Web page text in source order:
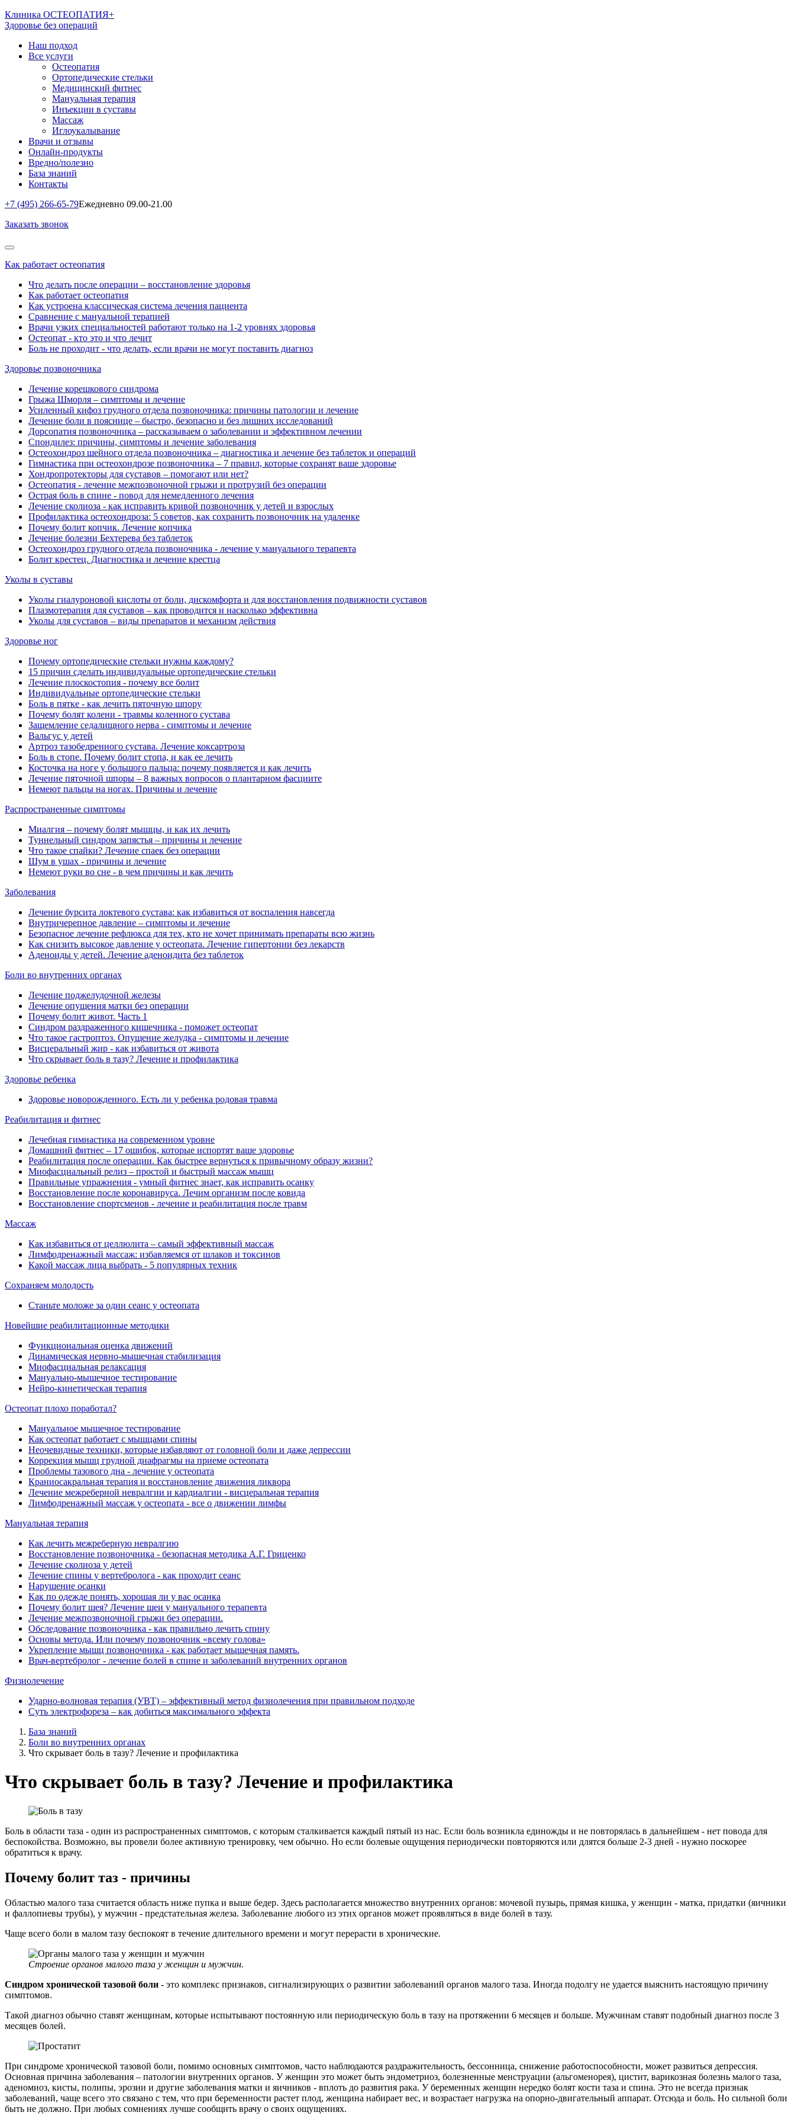
Клиника ОСТЕОПАТИЯ+
Здоровье без операций
Наш подход
Все услуги
Остеопатия
Ортопедические стельки
Медицинский фитнес
Мануальная терапия
Инъекции в суставы
Массаж
Иглоукалывание
Врачи и отзывы
Онлайн-продукты
Вредно/полезно
База знаний
Контакты
+7 (495) 266-65-79Ежедневно 09.00-21.00
Заказать звонок
Как работает остеопатия
Что делать после операции ‒ восстановление здоровья
Как работает остеопатия
Как устроена классическая система лечения пациента
Сравнение с мануальной терапией
Врачи узких специальностей работают только на 1-2 уровнях здоровья
Остеопат - кто это и что лечит
Боль не проходит - что делать, если врачи не могут поставить диагноз
Здоровье позвоночника
Лечение корешкового синдрома
Грыжа Шморля ‒ симптомы и лечение
Усиленный кифоз грудного отдела позвоночника: причины патологии и лечение
Лечение боли в пояснице ‒ быстро, безопасно и без лишних исследований
Дорсопатия позвоночника ‒ рассказываем о заболевании и эффективном лечении
Спондилез: причины, симптомы и лечение заболевания
Остеохондроз шейного отдела позвоночника ‒ диагностика и лечение без таблеток и операций
Гимнастика при остеохондрозе позвоночника ‒ 7 правил, которые сохранят ваше здоровье
Хондропротекторы для суставов ‒ помогают или нет?
Остеопатия - лечение межпозвоночной грыжи и протрузий без операции
Острая боль в спине - повод для немедленного лечения
Лечение сколиоза - как исправить кривой позвоночник у детей и взрослых
Профилактика остеохондроза: 5 советов, как сохранить позвоночник на удаленке
Почему болит копчик. Лечение копчика
Лечение болезни Бехтерева без таблеток
Остеохондроз грудного отдела позвоночника - лечение у мануального терапевта
Болит крестец. Диагностика и лечение крестца
Уколы в суставы
Уколы гиалуроновой кислоты от боли, дискомфорта и для восстановления подвижности суставов
Плазмотерапия для суставов ‒ как проводится и насколько эффективна
Уколы для суставов ‒ виды препаратов и механизм действия
Здоровье ног
Почему ортопедические стельки нужны каждому?
15 причин сделать индивидуальные ортопедические стельки
Лечение плоскостопия - почему все болит
Индивидуальные ортопедические стельки
Боль в пятке - как лечить пяточную шпору
Почему болят колени - травмы коленного сустава
Защемление седалищного нерва - симптомы и лечение
Вальгус у детей
Артроз тазобедренного сустава. Лечение коксартроза
Боль в стопе. Почему болит стопа, и как ее лечить
Косточка на ноге у большого пальца: почему появляется и как лечить
Лечение пяточной шпоры – 8 важных вопросов о плантарном фасциите
Немеют пальцы на ногах. Причины и лечение
Распространенные симптомы
Миалгия ‒ почему болят мышцы, и как их лечить
Туннельный синдром запястья ‒ причины и лечение
Что такое спайки? Лечение спаек без операции
Шум в ушах - причины и лечение
Немеют руки во сне - в чем причины и как лечить
Заболевания
Лечение бурсита локтевого сустава: как избавиться от воспаления навсегда
Внутричерепное давление ‒ симптомы и лечение
Безопасное лечение рефлюкса для тех, кто не хочет принимать препараты всю жизнь
Как снизить высокое давление у остеопата. Лечение гипертонии без лекарств
Аденоиды у детей. Лечение аденоидита без таблеток
Боли во внутренних органах
Лечение поджелудочной железы
Лечение опущения матки без операции
Почему болит живот. Часть 1
Синдром раздраженного кишечника - поможет остеопат
Что такое гастроптоз. Опущение желудка - симптомы и лечение
Висцеральный жир - как избавиться от живота
Что скрывает боль в тазу? Лечение и профилактика
Здоровье ребенка
Здоровье новорожденного. Есть ли у ребенка родовая травма
Реабилитация и фитнес
Лечебная гимнастика на современном уровне
Домашний фитнес ‒ 17 ошибок, которые испортят ваше здоровье
Реабилитация после операции. Как быстрее вернуться к привычному образу жизни?
Миофасциальный релиз ‒ простой и быстрый массаж мышц
Правильные упражнения - умный фитнес знает, как исправить осанку
Восстановление после коронавируса. Лечим организм после ковида
Восстановление спортсменов - лечение и реабилитация после травм
Массаж
Как избавиться от целлюлита ‒ самый эффективный массаж
Лимфодренажный массаж: избавляемся от шлаков и токсинов
Какой массаж лица выбрать - 5 популярных техник
Сохраняем молодость
Станьте моложе за один сеанс у остеопата
Новейшие реабилитационные методики
Функциональная оценка движений
Динамическая нервно-мышечная стабилизация
Миофасциальная релаксация
Мануально-мышечное тестирование
Нейро-кинетическая терапия
Остеопат плохо поработал?
Мануальное мышечное тестирование
Как остеопат работает с мышцами спины
Неочевидные техники, которые избавляют от головной боли и даже депрессии
Коррекция мышц грудной диафрагмы на приеме остеопата
Проблемы тазового дна - лечение у остеопата
Краниосакральная терапия и восстановление движения ликвора
Лечение межреберной невралгии и кардиалгии - висцеральная терапия
Лимфодренажный массаж у остеопата - все о движении лимфы
Мануальная терапия
Как лечить межреберную невралгию
Восстановление позвоночника - безопасная методика А.Г. Гриценко
Лечение сколиоза у детей
Лечение спины у вертебролога - как проходит сеанс
Нарушение осанки
Как по одежде понять, хорошая ли у вас осанка
Почему болит шея? Лечение шеи у мануального терапевта
Лечение межпозвоночной грыжи без операции.
Обследование позвоночника - как правильно лечить спину
Основы метода. Или почему позвоночник «всему голова»
Укрепление мышц позвоночника - как работает мышечная память.
Врач-вертебролог - лечение болей в спине и заболеваний внутренних органов
Физиолечение
Ударно-волновая терапия (УВТ) ‒ эффективный метод физиолечения при правильном подходе
Суть электрофореза ‒ как добиться максимального эффекта
База знаний
Боли во внутренних органах
Что скрывает боль в тазу? Лечение и профилактика
Что скрывает боль в тазу? Лечение и профилактика
Боль в области таза - один из распространенных симптомов, с которым сталкивается каждый пятый из нас. Если боль возникла единожды и не повторялась в дальнейшем - нет повода для
беспокойства. Возможно, вы провели более активную тренировку, чем обычно. Но если болевые ощущения периодически повторяются или длятся больше 2-3 дней - нужно поскорее
обратиться к врачу.
Почему болит таз - причины
Областью малого таза считается область ниже пупка и выше бедер. Здесь располагается множество внутренних органов: мочевой пузырь, прямая кишка, у женщин - матка, придатки (яичники
и фаллопиевы трубы), у мужчин - предстательная железа. Заболевание любого из этих органов может проявляться в виде болей в тазу.
Чаще всего боли в малом тазу беспокоят в течение длительного времени и могут перерасти в хронические.
Строение органов малого таза у женщин и мужчин.
Синдром хронической тазовой боли - это комплекс признаков, сигнализирующих о развитии заболеваний органов малого таза. Иногда подолгу не удается выяснить настоящую причину
симптомов.
Такой диагноз обычно ставят женщинам, которые испытывают постоянную или периодическую боль в тазу на протяжении 6 месяцев и больше. Мужчинам ставят подобный диагноз после 3
месяцев болей.
При синдроме хронической тазовой боли, помимо основных симптомов, часто наблюдаются раздражительность, бессонница, снижение работоспособности, может развиться депрессия.
Основная причина заболевания – патологии внутренних органов. У женщин это может быть эндометриоз, болезненные менструации (альгоменорея), цистит, варикозная болезнь малого таза,
аденомиоз, кисты, полипы, эрозии и другие заболевания матки и яичников - вплоть до развития рака. У беременных женщин нередко болят кости таза и спина. Это не всегда признак
заболеваний, чаще всего это связано с тем, что при беременности растет плод, женщина набирает вес, и возрастает нагрузка на опорно-двигательный аппарат. Отсюда и боль. Но сильной боли
быть не должно. При любых сомнениях лучше сообщить врачу о своих ощущениях.